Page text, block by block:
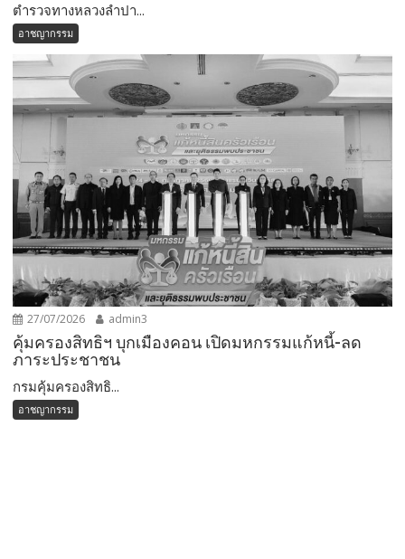
ตำรวจทางหลวงลำปา...
อาชญากรรม
27/07/2026 admin3
คุ้มครองสิทธิฯ บุกเมืองคอน เปิดมหกรรมแก้หนี้-ลด
ภาระประชาชน
กรมคุ้มครองสิทธิ...
อาชญากรรม